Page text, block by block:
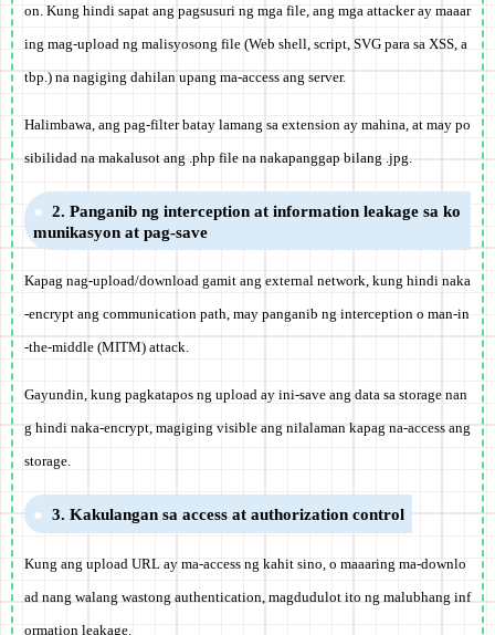
on. Kung hindi sapat ang pagsusuri ng mga file, ang mga attacker ay maaar
ing mag-upload ng malisyosong file (Web shell, script, SVG para sa XSS, a
tbp.) na nagiging dahilan upang ma-access ang server.
Halimbawa, ang pag-filter batay lamang sa extension ay mahina, at may po
sibilidad na makalusot ang .php file na nakapanggap bilang .jpg.
2. Panganib ng interception at information leakage sa ko
munikasyon at pag-save
Kapag nag-upload/download gamit ang external network, kung hindi naka
-encrypt ang communication path, may panganib ng interception o man-in
-the-middle (MITM) attack.
Gayundin, kung pagkatapos ng upload ay ini-save ang data sa storage nan
g hindi naka-encrypt, magiging visible ang nilalaman kapag na-access ang
storage.
3. Kakulangan sa access at authorization control
Kung ang upload URL ay ma-access ng kahit sino, o maaaring ma-downlo
ad nang walang wastong authentication, magdudulot ito ng malubhang inf
ormation leakage.